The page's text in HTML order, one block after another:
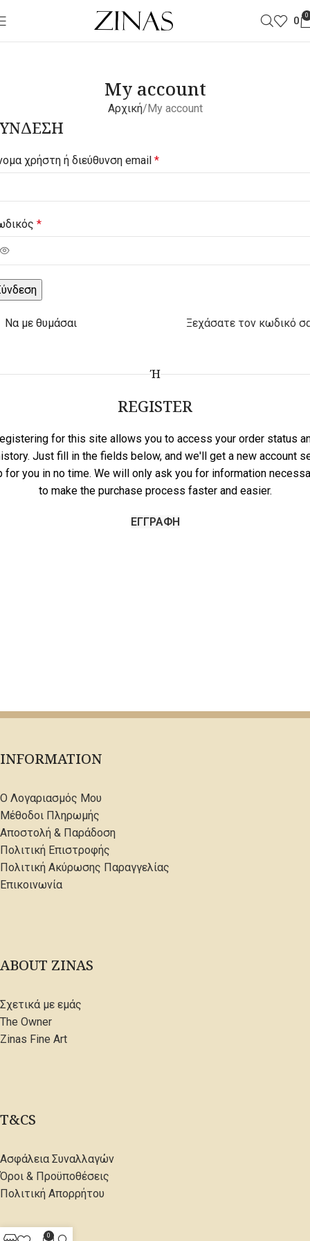
0 0
My account
Αρχική My account
χρήστη ή διεύθυνση email *
*
Ξεχάσατε τον κωδικό
Να με θυμάσαι
Ή
REGISTER
for this site allows you to access your order status
Just fill in the fields below, and we'll get a new account
for you in no time. We will only ask you for information
to make the purchase process faster and easier.
ΕΓΓΡΑΦΉ
INFORMATION
Ο Λογαριασμός Μου
Μέθοδοι Πληρωμής
Αποστολή & Παράδοση
Πολιτική Επιστροφής
Πολιτική Ακύρωσης Παραγγελίας
Επικοινωνία
ABOUT ZINAS
Σχετικά με εμάς
The Owner
Zinas Fine Art
T&CS
Ασφάλεια Συναλλαγών
Όροι & Προϋποθέσεις
Πολιτική Απορρήτου
0